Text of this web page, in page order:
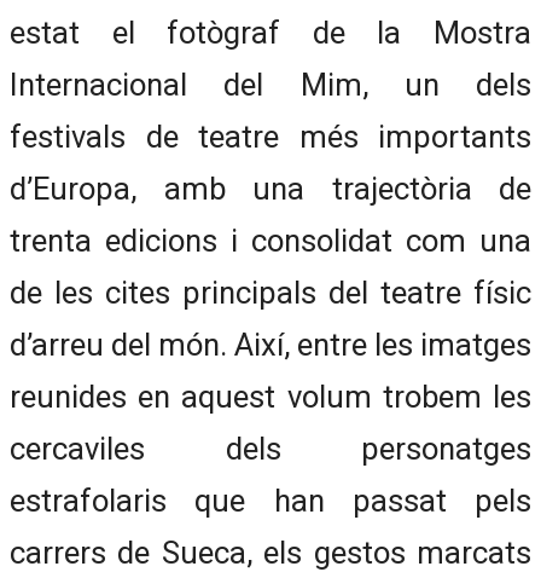
estat el fotògraf de la Mostra
Internacional del Mim, un dels
festivals de teatre més importants
d’Europa, amb una trajectòria de
trenta edicions i consolidat com una
de les cites principals del teatre físic
d’arreu del món. Així, entre les imatges
reunides en aquest volum trobem les
cercaviles dels personatges
estrafolaris que han passat pels
carrers de Sueca, els gestos marcats